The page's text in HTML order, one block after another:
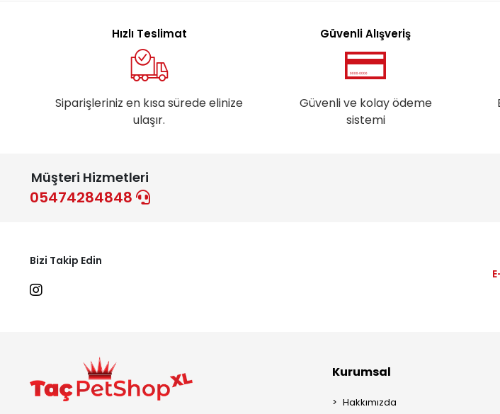
Hızlı Teslimat
Siparişleriniz en kısa sürede elinize
ulaşır.
Güvenli Alışveriş
Güvenli ve kolay ödeme
sistemi
Müşteri Hizmetleri
05474284848
Bizi Takip Edin
Kurumsal
Hakkımızda